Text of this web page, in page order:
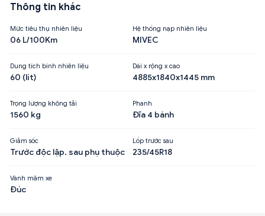
Thông tin khác
Mức tiêu thụ nhiên liệu
06 L/100Km
Hệ thống nạp nhiên liệu
MIVEC
Dung tích bình nhiên liệu
60 (lít)
Dài x rộng x cao
4885x1840x1445 mm
Trọng lượng không tải
1560 kg
Phanh
Đĩa 4 bánh
Giảm sốc
Trước độc lập. sau phụ thuộc
Lốp trước sau
235/45R18
Vành mâm xe
Đúc